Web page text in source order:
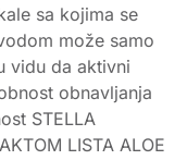
sa kojima se
može samo
vidu da aktivni
obnavljanja
STELLA
LISTA ALOE